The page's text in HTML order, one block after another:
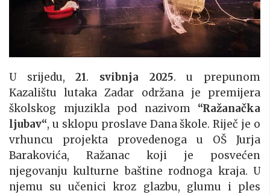
U srijedu,21. svibnja 2025. u prepunom
Kazalištu lutaka Zadar održana je premijera
školskog mjuzikla pod nazivom “Ražanačka
ljubav“, u sklopu proslave Dana škole. Riječ je o
vrhuncu projekta provedenoga u OŠ Jurja
Barakovića, Ražanac koji je posvećen
njegovanju kulturne baštine rodnoga kraja. U
njemu su učenici kroz glazbu, glumu i ples